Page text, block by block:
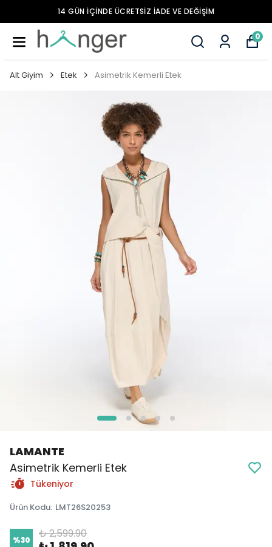
14 GÜN İÇİNDE ÜCRETSİZ İADE VE DEĞİŞİM
0
Alt Giyim Etek Asimetrik Kemerli Etek
LAMANTE
Asimetrik Kemerli Etek
Tükeniyor
Ürün Kodu: LMT26S20253
%30 ₺ 2,599.90